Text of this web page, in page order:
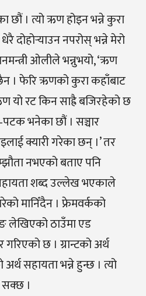
छौं । त्यो ऋण होइन भन्ने कुरा
नपरोस् भन्ने मेरो
ओलीले भन्नुभयो, ‘ऋण
। फेरि ऋणको कुरा कहाँबाट
रट किन साह्रै बजिरहेको छ
भनेका छौं । सञ्चार
क्यारी गरेका छन् ।’ तर
नभएको बताए पनि
शब्द उल्लेख भएकाले
मानिँदैन । फ्रेमवर्कको
लेखिएको ठाउँमा एड
छ । ग्रान्टको अर्थ
सहायता भन्ने हुन्छ । त्यो
।